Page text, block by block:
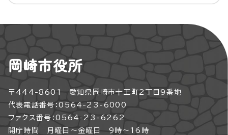
岡崎市役所
〒444-8601 愛知県岡崎市十王町2丁目9番地
代表電話番号：0564-23-6000
ファクス番号：0564-23-6262
開庁時間 月曜日～金曜日 9時～16時